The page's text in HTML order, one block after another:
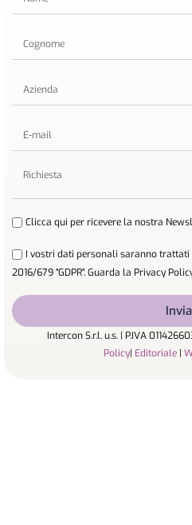
Clicca qui per ricevere la nostra
I vostri dati personali saranno trattati
2016/679 "GDPR". Guarda la Privacy
Invia
Intercon S.r.l. u.s. | P.IVA
Policy| Editoriale |